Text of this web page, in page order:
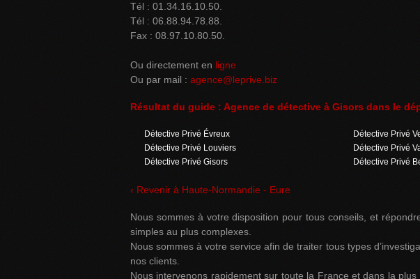
Tél : 01.34.16.10.50.
Tél : 06.88.94.78.88.
Fax : 08.97.10.80.50.
Ou directement en ligne
Ou par mail : agence@leprive.biz
Résultat du guide : Agence de détective à Gisors dans le
Détective Privé Évreux
Détective Privé
Détective Privé Louviers
Détective Privé
Détective Privé Gisors
Détective Privé
‹ Revenir à Haute-Normandie - Eure
Nous sommes à votre disposition pour tous conseils, et
simples au plus complexes.
Nous sommes à votre service afin de traiter tous types
nos clients.
Nous intervenons rapidement sur toute la France et dans la